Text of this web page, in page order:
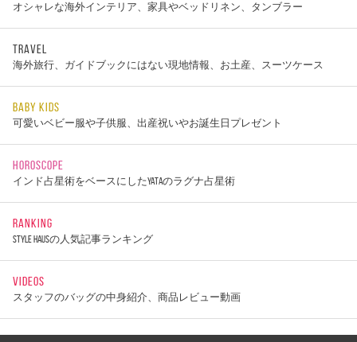
オシャレな海外インテリア、家具やベッドリネン、タンブラー
TRAVEL
海外旅行、ガイドブックにはない現地情報、お土産、スーツケース
BABY KIDS
可愛いベビー服や子供服、出産祝いやお誕生日プレゼント
HOROSCOPE
インド占星術をベースにしたYATAのラグナ占星術
RANKING
STYLE HAUSの人気記事ランキング
VIDEOS
スタッフのバッグの中身紹介、商品レビュー動画